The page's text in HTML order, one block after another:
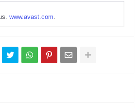
www.avast.com.